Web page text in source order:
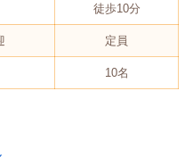
徒歩10分
定員
10名